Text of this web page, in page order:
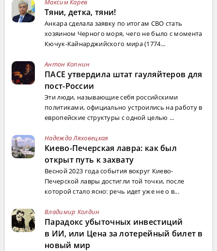
Максим Карев
Тяни, детка, тяни!
Анкара сделала заявку по итогам СВО стать
хозяином Черного моря, чего не было с момента
Кючук-Кайнарджийского мира (1774...
Антон Копнин
ПАСЕ утвердила штат гауляйтеров для
пост-России
Эти люди, называющие себя российскими
политиками, официально устроились на работу в
европейские структуры с одной целью ...
Надежда Ляховецкая
Киево-Печерская лавра: как был
открыт путь к захвату
Весной 2023 года события вокруг Киево-
Печерской лавры достигли той точки, после
которой стало ясно: речь идет уже не о в...
Владимир Колдин
Парадокс убыточных инвестиций
в ИИ, или Цена за лотерейный билет в
новый мир